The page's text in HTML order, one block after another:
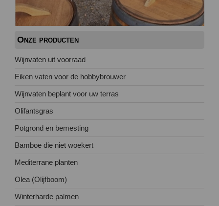
Onze producten
Wijnvaten uit voorraad
Eiken vaten voor de hobbybrouwer
Wijnvaten beplant voor uw terras
Olifantsgras
Potgrond en bemesting
Bamboe die niet woekert
Mediterrane planten
Olea (Olijfboom)
Winterharde palmen